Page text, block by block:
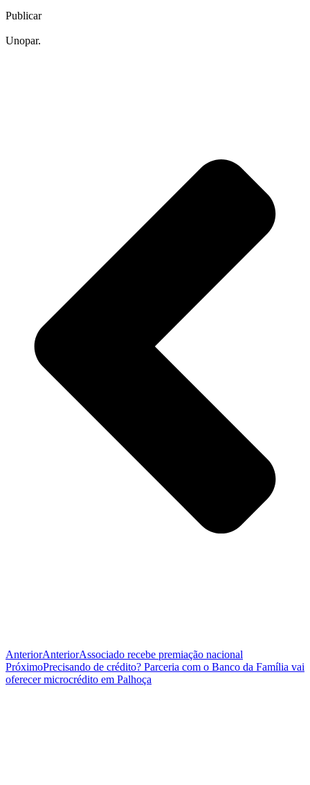
Publicar
Unopar.
AnteriorAnteriorAssociado recebe premiação nacional
PróximoPrecisando de crédito? Parceria com o Banco da Família vai
oferecer microcrédito em Palhoça